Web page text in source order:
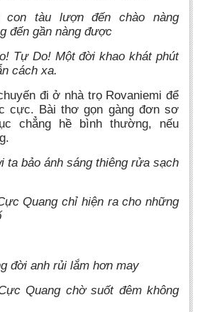
con tàu lượn đến chào nàng
đến gần nàng được
Tự Do! Một đời khao khát phút
cách xa.
đi ở nhà trọ Rovaniemi để
cực. Bài thơ gọn gàng đơn sơ
chẳng hề bình thường, nếu
ta bảo ánh sáng thiêng rửa sạch
Quang chỉ hiện ra cho những
đời anh rủi lắm hơn may
Quang chờ suốt đêm không